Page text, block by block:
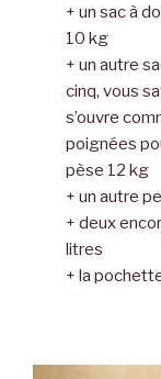
+ un sac à
10 kg
+ un autre
cinq, vous
s’ouvre
poignées
pèse 12 kg
+ un autre
+ deux
litres
+ la